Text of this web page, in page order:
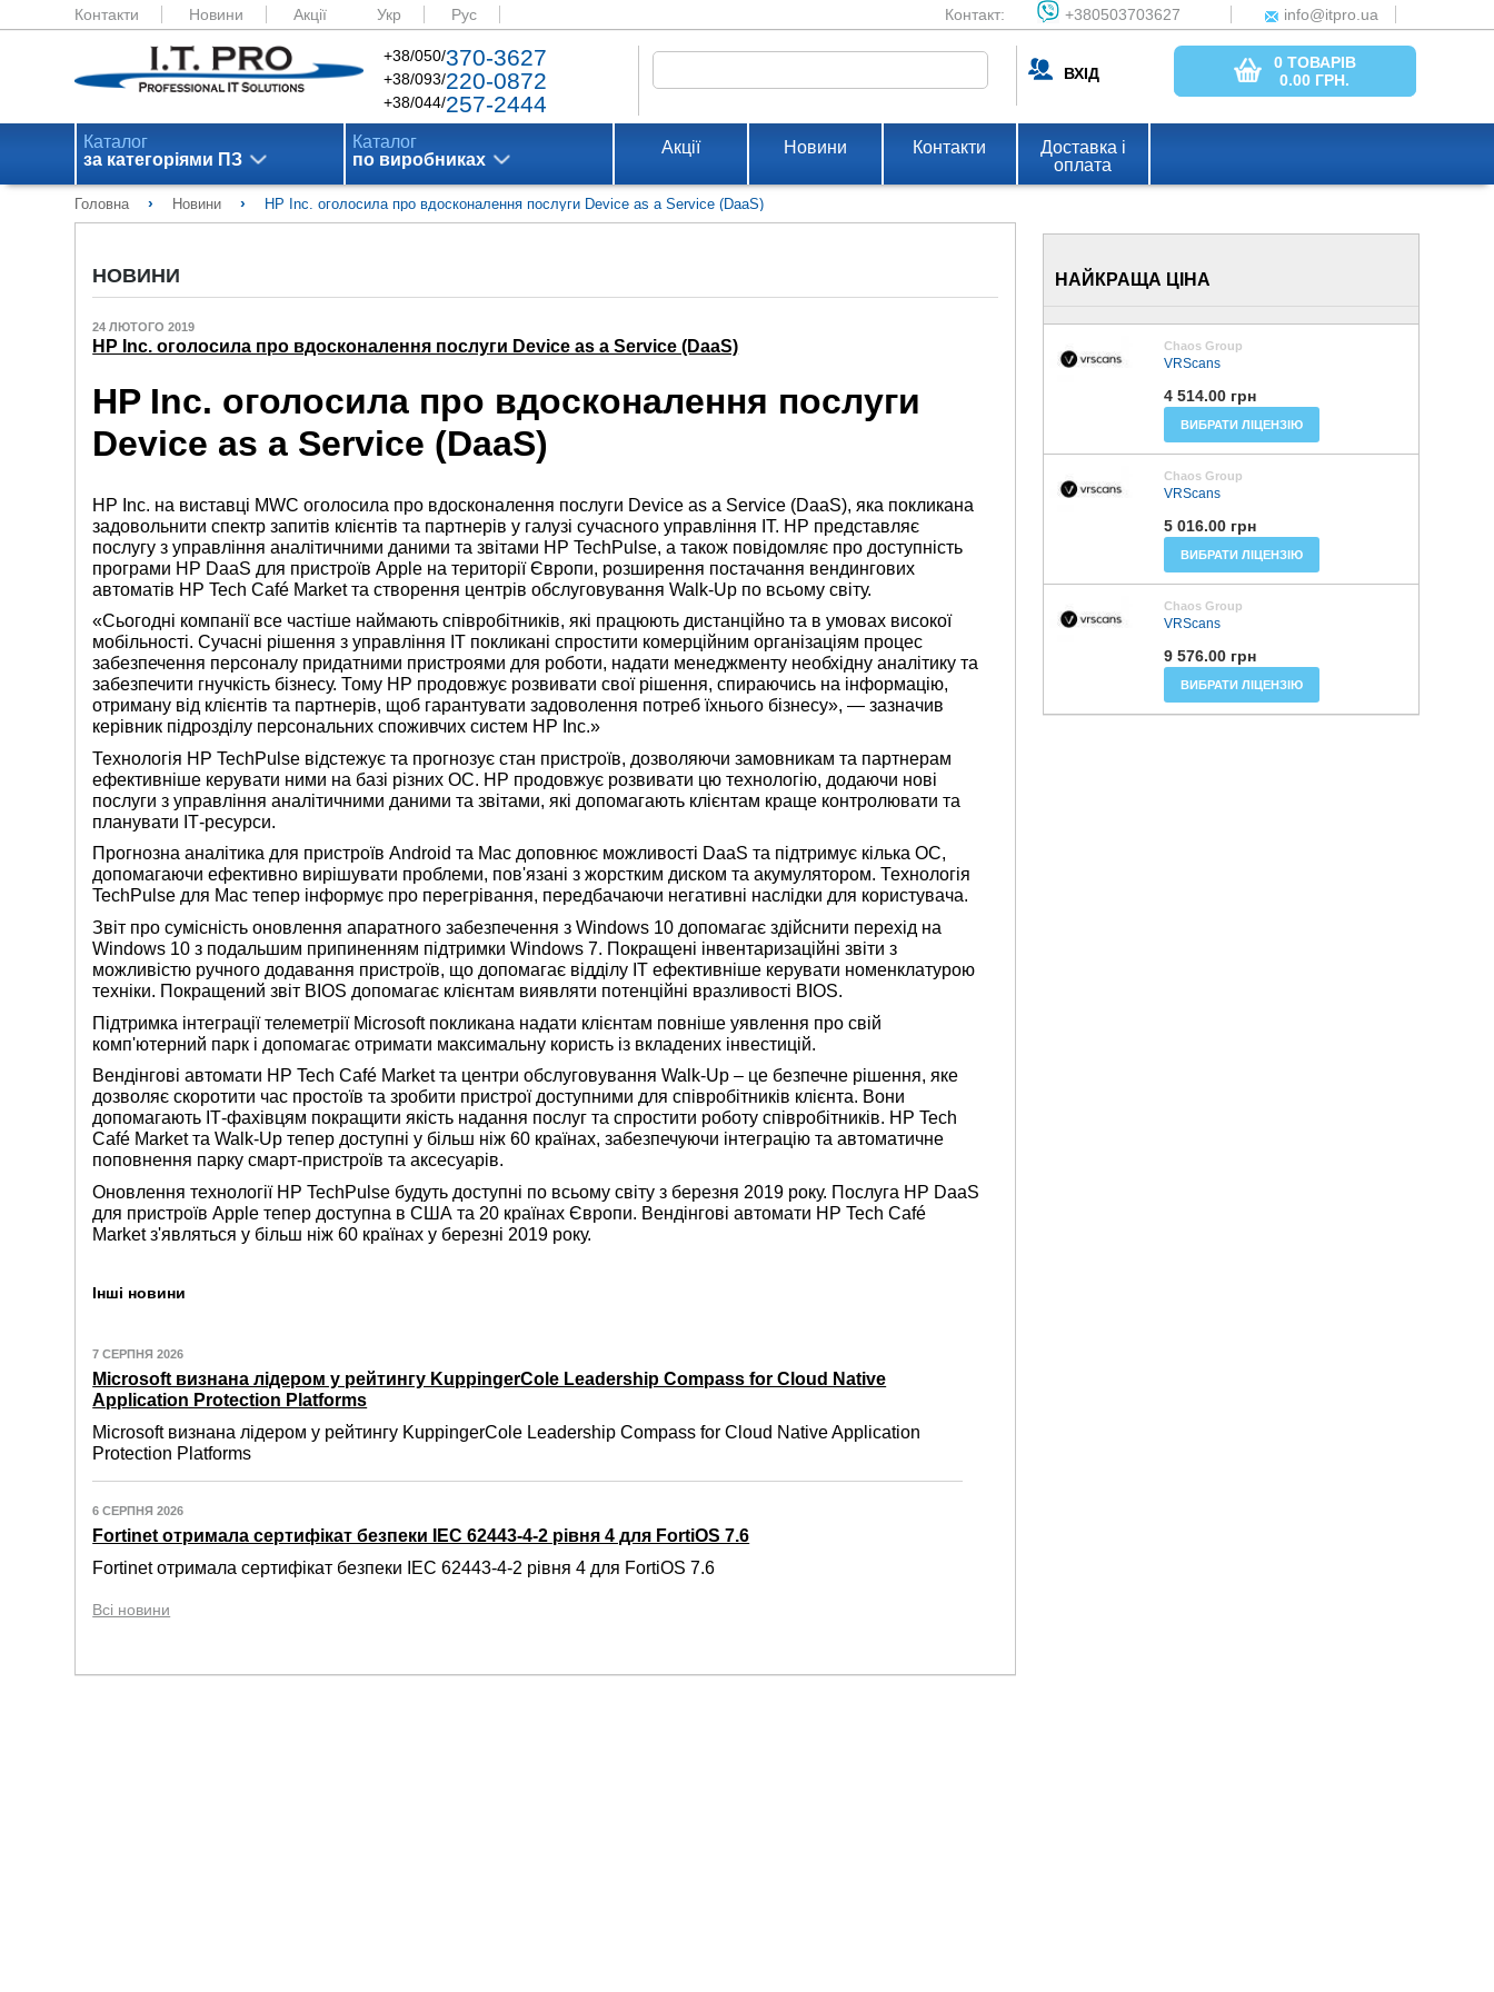
Контакти Новини Акції Укр Рус Контакт: +380503703627 info@itpro.ua
+38/050/370-3627
+38/093/220-0872
+38/044/257-2444
ВХІД
0 ТОВАРІВ
0.00 ГРН.
Каталог
за категоріями ПЗ
Каталог
по виробниках
Акції Новини Контакти
Доставка і
оплата
Головна › Новини › HP Inc. оголосила про вдосконалення послуги Device as a Service (DaaS)
НОВИНИ
24 ЛЮТОГО 2019
HP Inc. оголосила про вдосконалення послуги Device as a Service (DaaS)
HP Inc. оголосила про вдосконалення послуги
Device as a Service (DaaS)
HP Inc. на виставці MWC оголосила про вдосконалення послуги Device as a Service (DaaS), яка покликана
задовольнити спектр запитів клієнтів та партнерів у галузі сучасного управління ІТ. HP представляє
послугу з управління аналітичними даними та звітами HP TechPulse, а також повідомляє про доступність
програми HP DaaS для пристроїв Apple на території Європи, розширення постачання вендингових
автоматів HP Tech Café Market та створення центрів обслуговування Walk-Up по всьому світу.
«Сьогодні компанії все частіше наймають співробітників, які працюють дистанційно та в умовах високої
мобільності. Сучасні рішення з управління ІТ покликані спростити комерційним організаціям процес
забезпечення персоналу придатними пристроями для роботи, надати менеджменту необхідну аналітику та
забезпечити гнучкість бізнесу. Тому HP продовжує розвивати свої рішення, спираючись на інформацію,
отриману від клієнтів та партнерів, щоб гарантувати задоволення потреб їхнього бізнесу», — зазначив
керівник підрозділу персональних споживчих систем HP Inc.»
Технологія HP TechPulse відстежує та прогнозує стан пристроїв, дозволяючи замовникам та партнерам
ефективніше керувати ними на базі різних ОС. HP продовжує розвивати цю технологію, додаючи нові
послуги з управління аналітичними даними та звітами, які допомагають клієнтам краще контролювати та
планувати ІТ-ресурси.
Прогнозна аналітика для пристроїв Android та Mac доповнює можливості DaaS та підтримує кілька ОС,
допомагаючи ефективно вирішувати проблеми, пов'язані з жорстким диском та акумулятором. Технологія
TechPulse для Mac тепер інформує про перегрівання, передбачаючи негативні наслідки для користувача.
Звіт про сумісність оновлення апаратного забезпечення з Windows 10 допомагає здійснити перехід на
Windows 10 з подальшим припиненням підтримки Windows 7. Покращені інвентаризаційні звіти з
можливістю ручного додавання пристроїв, що допомагає відділу ІТ ефективніше керувати номенклатурою
техніки. Покращений звіт BIOS допомагає клієнтам виявляти потенційні вразливості BIOS.
Підтримка інтеграції телеметрії Microsoft покликана надати клієнтам повніше уявлення про свій
комп'ютерний парк і допомагає отримати максимальну користь із вкладених інвестицій.
Вендінгові автомати HP Tech Café Market та центри обслуговування Walk-Up – це безпечне рішення, яке
дозволяє скоротити час простоїв та зробити пристрої доступними для співробітників клієнта. Вони
допомагають ІТ-фахівцям покращити якість надання послуг та спростити роботу співробітників. HP Tech
Café Market та Walk-Up тепер доступні у більш ніж 60 країнах, забезпечуючи інтеграцію та автоматичне
поповнення парку смарт-пристроїв та аксесуарів.
Оновлення технології HP TechPulse будуть доступні по всьому світу з березня 2019 року. Послуга HP DaaS
для пристроїв Apple тепер доступна в США та 20 країнах Європи. Вендінгові автомати HP Tech Café
Market з'являться у більш ніж 60 країнах у березні 2019 року.
Інші новини
7 СЕРПНЯ 2026
Microsoft визнана лідером у рейтингу KuppingerCole Leadership Compass for Cloud Native
Application Protection Platforms
Microsoft визнана лідером у рейтингу KuppingerCole Leadership Compass for Cloud Native Application
Protection Platforms
6 СЕРПНЯ 2026
Fortinet отримала сертифікат безпеки IEC 62443-4-2 рівня 4 для FortiOS 7.6
Fortinet отримала сертифікат безпеки IEC 62443-4-2 рівня 4 для FortiOS 7.6
Всі новини
НАЙКРАЩА ЦІНА
Chaos Group
VRScans
4 514.00 грн
ВИБРАТИ ЛІЦЕНЗІЮ
Chaos Group
VRScans
5 016.00 грн
ВИБРАТИ ЛІЦЕНЗІЮ
Chaos Group
VRScans
9 576.00 грн
ВИБРАТИ ЛІЦЕНЗІЮ